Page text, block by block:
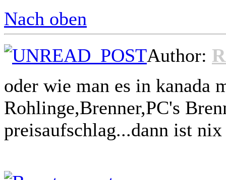
Nach oben
Author:
oder wie man es in kanada
Rohlinge,Brenner,PC's
preisaufschlag...dann ist